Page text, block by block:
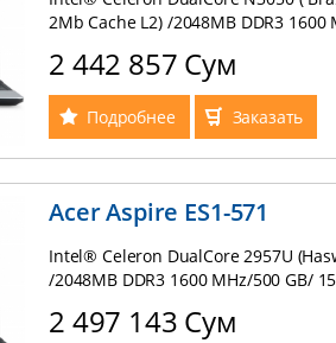
2Mb Cache L2) /2048MB DDR3 1600
3Cells (Russian keyboard) UltraSlim
2 442 857 Сум
Подробнее Заказать
Acer Aspire ES1-571
Intel® Celeron DualCore 2957U
/2048MB DDR3 1600 MHz/500 GB/
keyboard) UltraSlim
2 497 143 Сум